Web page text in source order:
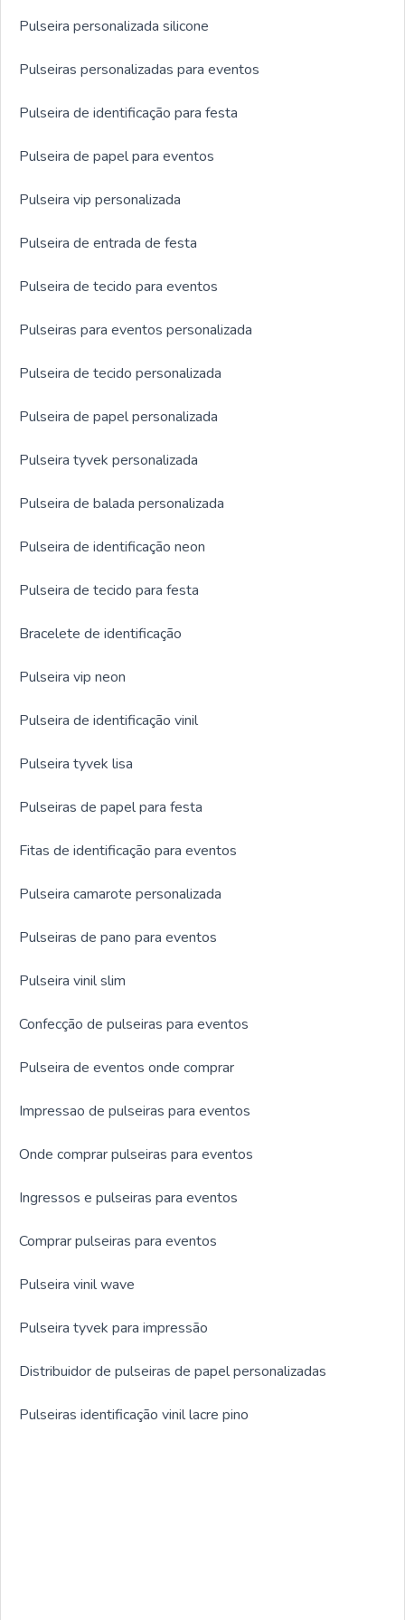
Pulseira personalizada silicone
Pulseiras personalizadas para eventos
Pulseira de identificação para festa
Pulseira de papel para eventos
Pulseira vip personalizada
Pulseira de entrada de festa
Pulseira de tecido para eventos
Pulseiras para eventos personalizada
Pulseira de tecido personalizada
Pulseira de papel personalizada
Pulseira tyvek personalizada
Pulseira de balada personalizada
Pulseira de identificação neon
Pulseira de tecido para festa
Bracelete de identificação
Pulseira vip neon
Pulseira de identificação vinil
Pulseira tyvek lisa
Pulseiras de papel para festa
Fitas de identificação para eventos
Pulseira camarote personalizada
Pulseiras de pano para eventos
Pulseira vinil slim
Confecção de pulseiras para eventos
Pulseira de eventos onde comprar
Impressao de pulseiras para eventos
Onde comprar pulseiras para eventos
Ingressos e pulseiras para eventos
Comprar pulseiras para eventos
Pulseira vinil wave
Pulseira tyvek para impressão
Distribuidor de pulseiras de papel personalizadas
Pulseiras identificação vinil lacre pino